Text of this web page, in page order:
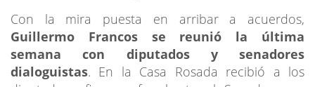
Con la mira puesta en arribar a acuerdos,
Guillermo Francos se reunió la última
semana con diputados y senadores
dialoguistas. En la Casa Rosada recibió a los